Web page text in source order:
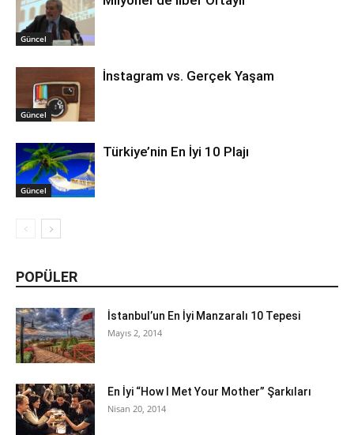
Güncel
Güncel
İnstagram vs. Gerçek Yaşam
Güncel
Türkiye’nin En İyi 10 Plajı
POPÜLER
İstanbul’un En İyi Manzaralı 10 Tepesi
Mayıs 2, 2014
En İyi “How I Met Your Mother” Şarkıları
Nisan 20, 2014